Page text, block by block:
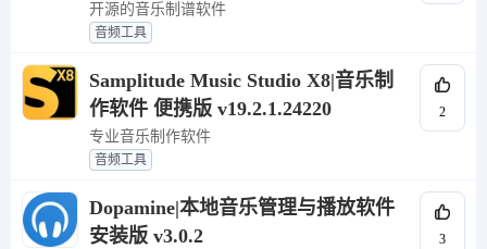
开源的音乐制谱软件
音频工具
Samplitude Music Studio X8|音乐制
作软件 便携版 v19.2.1.24220
专业音乐制作软件
音频工具
2
Dopamine|本地音乐管理与播放软件
安装版 v3.0.2
3